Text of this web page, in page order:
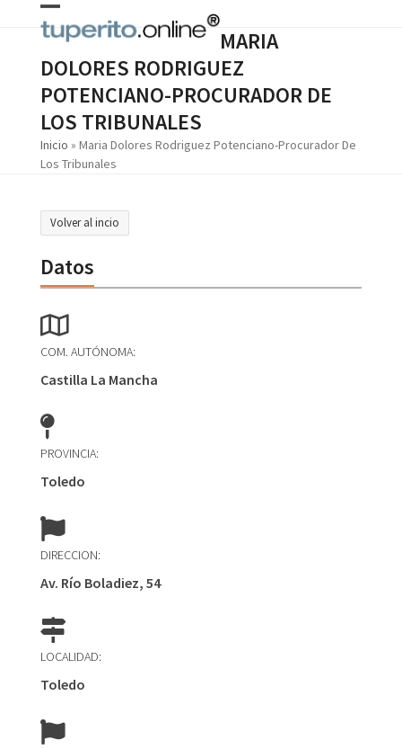
Open
mobile
menu
Close
mobile
menu
MARIA
DOLORES RODRIGUEZ
POTENCIANO-PROCURADOR DE
LOS TRIBUNALES
Inicio » Maria Dolores Rodriguez Potenciano-Procurador De
Los Tribunales
Volver al incio
Datos
COM. AUTÓNOMA:
Castilla La Mancha
PROVINCIA:
Toledo
DIRECCION:
Av. Río Boladiez, 54
LOCALIDAD:
Toledo